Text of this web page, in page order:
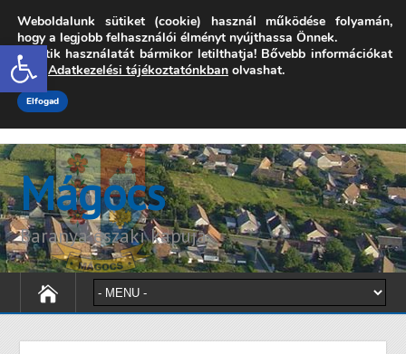
Open toolbar
7342 Mágocs, Szabadság utca 39.
onkormanyzat@magocs.hu +36 (72) 451 110
Elérhetőségek
Mágocs
Baranya északi kapuja
Weboldalunk sütiket (cookie) használ működése folyamán,
hogy a legjobb felhasználói élményt nyújthassa Önnek.
A sütik használatát bármikor letilthatja! Bővebb információkat
erről Adatkezelési tájékoztatónkban olvashat.
Elfogad